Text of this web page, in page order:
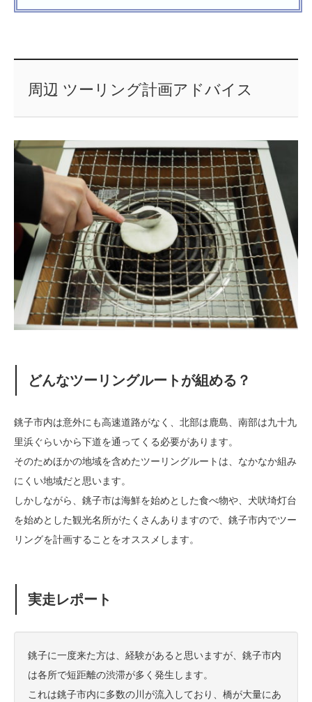
周辺 ツーリング計画アドバイス
どんなツーリングルートが組める？
銚子市内は意外にも高速道路がなく、北部は鹿島、南部は九十九
里浜ぐらいから下道を通ってくる必要があります。
そのためほかの地域を含めたツーリングルートは、なかなか組み
にくい地域だと思います。
しかしながら、銚子市は海鮮を始めとした食べ物や、犬吠埼灯台
を始めとした観光名所がたくさんありますので、銚子市内でツー
リングを計画することをオススメします。
実走レポート
銚子に一度来た方は、経験があると思いますが、銚子市内
は各所で短距離の渋滞が多く発生します。
これは銚子市内に多数の川が流入しており、橋が大量にあ